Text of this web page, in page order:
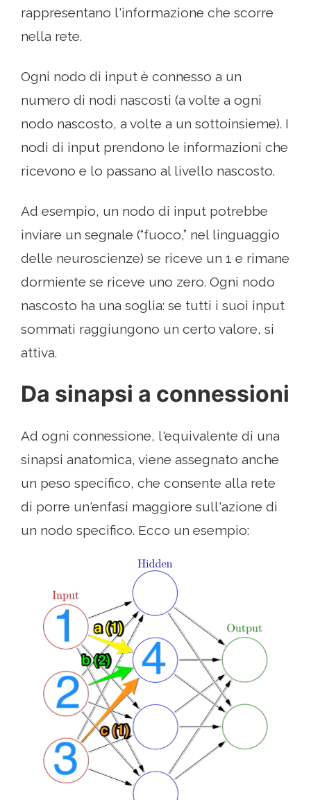
rappresentano l'informazione che scorre
nella rete.
Ogni nodo di input è connesso a un
numero di nodi nascosti (a volte a ogni
nodo nascosto, a volte a un sottoinsieme). I
nodi di input prendono le informazioni che
ricevono e lo passano al livello nascosto.
Ad esempio, un nodo di input potrebbe
inviare un segnale (“fuoco,” nel linguaggio
delle neuroscienze) se riceve un 1 e rimane
dormiente se riceve uno zero. Ogni nodo
nascosto ha una soglia: se tutti i suoi input
sommati raggiungono un certo valore, si
attiva.
Da sinapsi a connessioni
Ad ogni connessione, l'equivalente di una
sinapsi anatomica, viene assegnato anche
un peso specifico, che consente alla rete
di porre un'enfasi maggiore sull'azione di
un nodo specifico. Ecco un esempio: